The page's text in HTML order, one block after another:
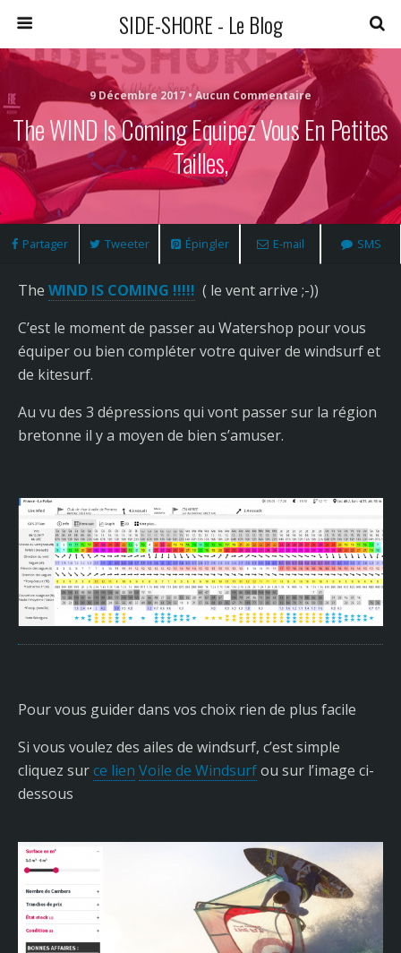
SIDE-SHORE - Le Blog
9 Décembre 2017 • Aucun Commentaire
The WIND Is Coming Equipez Vous En Petites
Tailles,
Partager Tweeter Épingler E-mail SMS
The WIND IS COMING !!!!! ( le vent arrive ;-))
C’est le moment de passer au Watershop pour vous
équiper ou bien compléter votre quiver de windsurf et
de kitesurf.
Au vu des 3 dépressions qui vont passer sur la région
bretonne il y a moyen de bien s’amuser.
Pour vous guider dans vos choix rien de plus facile
Si vous voulez des ailes de windsurf, c’est simple
cliquez surce lien Voile de Windsurfou sur l’image ci-
dessous